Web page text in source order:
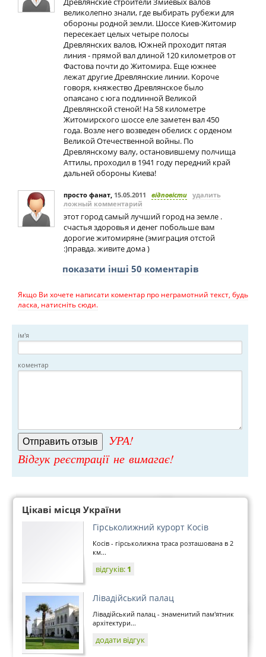
великолепно знали, где выбирать рубежи для
обороны родной земли. Шоссе Киев-Житомир
пересекает целых четыре полосы
Древлянских валов, Южней проходит пятая
линия - прямой вал длиной 120 километров от
Фастова почти до Житомира. Еще южнее
лежат другие Древлянские линии. Короче
говоря, княжество Древлянское было
опаясано с юга подлинной Великой
Древлянской стеной! На 58 километре
Житомирского шоссе еле заметен вал 450
года. Возле него возведен обелиск с орденом
Великой Отечественной войны. По
Древлянскому валу, остановившему полчища
Аттилы, проходил в 1941 году передний край
дальней обороны Киева!
просто фанат, 15.05.2011 відповісти удалить
ложный комментарий
этот город самый лучший город на земле .
счастья здоровья и денег побольше вам
дорогие житомиряне (эмиграция отстой
:)правда. живите дома )
показати інші 50 коментарів
Якщо Ви хочете написати коментар про неграмотний текст, будь
ласка, натисніть сюди.
ім'я
коментар
УРА!
Відгук реєстрації не вимагає!
Цікаві місця України
Гірськолижний курорт Косів
Косів - гірськолижна траса розташована в 2
км...
відгуків: 1
Лівадійський палац
Лівадійський палац - знаменитий пам'ятник
архітектури...
додати відгук